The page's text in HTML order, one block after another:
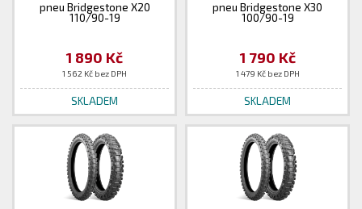
pneu Bridgestone X20
110/90-19
1 890 Kč
1 562 Kč bez DPH
SKLADEM
pneu Bridgestone X30
100/90-19
1 790 Kč
1 479 Kč bez DPH
SKLADEM